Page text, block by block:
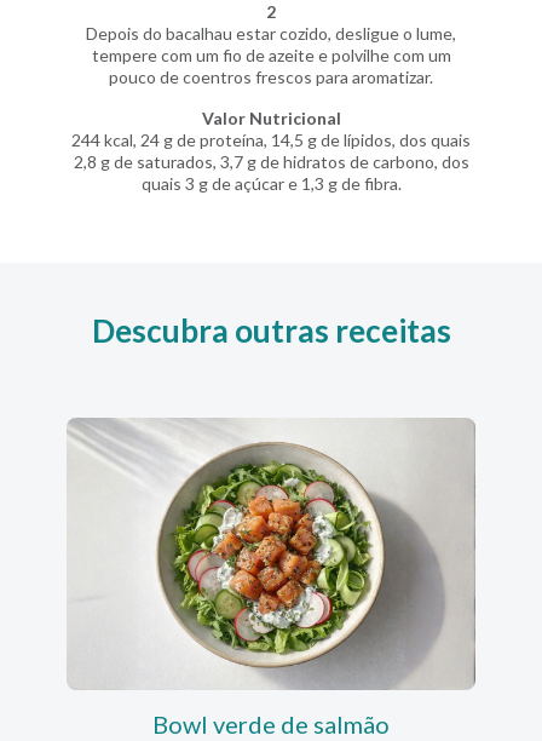
2
Depois do bacalhau estar cozido, desligue o lume,
tempere com um fio de azeite e polvilhe com um
pouco de coentros frescos para aromatizar.
Valor Nutricional
244 kcal, 24 g de proteína, 14,5 g de lípidos, dos quais
2,8 g de saturados, 3,7 g de hidratos de carbono, dos
quais 3 g de açúcar e 1,3 g de fibra.
Descubra outras receitas
Bowl verde de salmão